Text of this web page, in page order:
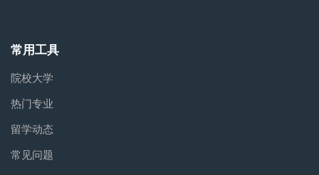
常用工具
院校大学
热门专业
留学动态
常见问题